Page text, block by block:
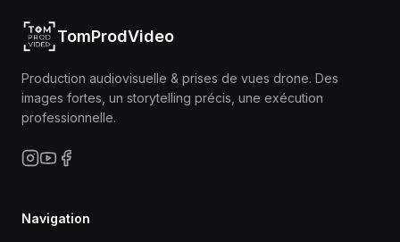
TomProdVideo
Production audiovisuelle & prises de vues drone. Des
images fortes, un storytelling précis, une exécution
professionnelle.
Navigation